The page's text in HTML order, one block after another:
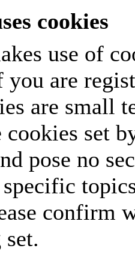
cookies
use of
are
are small
cookies set
pose no
confirm